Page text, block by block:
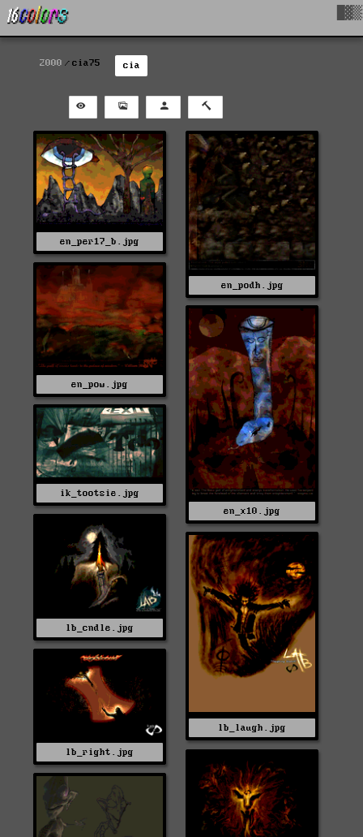
2000 cia75 cia
en_per17_b.jpg
en_podh.jpg
en_pow.jpg
en_x10.jpg
ik_tootsie.jpg
lb_cndle.jpg
lb_laugh.jpg
lb_right.jpg